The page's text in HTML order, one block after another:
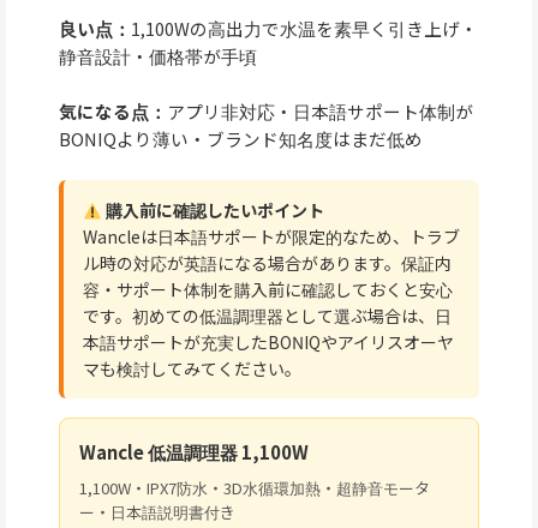
良い点： 1,100Wの高出力で水温を素早く引き上げ・
静音設計・価格帯が手頃
気になる点： アプリ非対応・日本語サポート体制が
BONIQより薄い・ブランド知名度はまだ低め
購入前に確認したいポイント
Wancleは日本語サポートが限定的なため、トラブ
ル時の対応が英語になる場合があります。保証内
容・サポート体制を購入前に確認しておくと安心
です。初めての低温調理器として選ぶ場合は、日
本語サポートが充実したBONIQやアイリスオーヤ
マも検討してみてください。
Wancle 低温調理器 1,100W
1,100W・IPX7防水・3D水循環加熱・超静音モータ
ー・日本語説明書付き